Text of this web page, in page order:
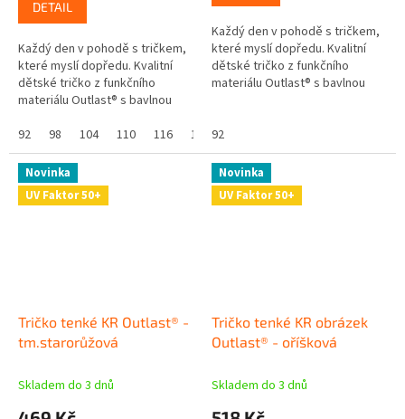
DETAIL
Každý den v pohodě s tričkem,
které myslí dopředu. Kvalitní
dětské tričko z funkčního
materiálu Outlast® s bavlnou
teplotu a postará se o komfort
v...
92 98 104 110 116 122
Každý den v pohodě s tričkem,
které myslí dopředu. Kvalitní
dětské tričko z funkčního
materiálu Outlast® s bavlnou
v...
92
Novinka
UV Faktor 50+
Tričko tenké KR Outlast® -
tm.starorůžová
Skladem do 3 dnů
Novinka
UV Faktor 50+
Tričko tenké KR obrázek
Outlast® - oříšková
Skladem do 3 dnů